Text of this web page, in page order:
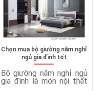
Chọn mua bộ giường nằm nghỉ
ngủ gia đình tốt
Bộ giường nằm nghỉ ngủ
gia đình là món nội thất